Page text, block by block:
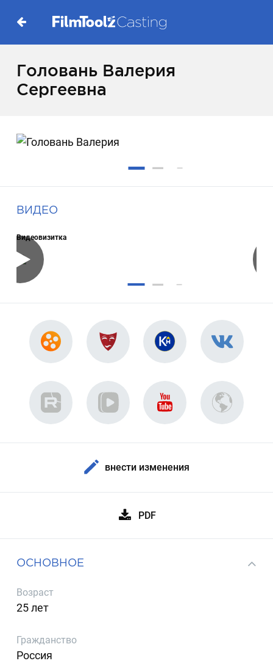
Головань Валерия
Сергеевна
ВИДЕО
Видеовизитка
внести изменения
PDF
ОСНОВНОЕ
Возраст
25 лет
Гражданство
Россия